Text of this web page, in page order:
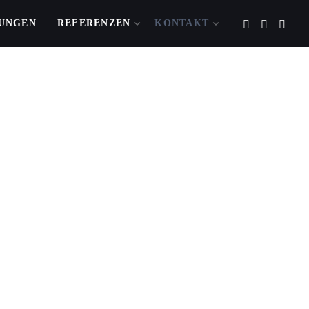
REFERENZEN KONTAKT